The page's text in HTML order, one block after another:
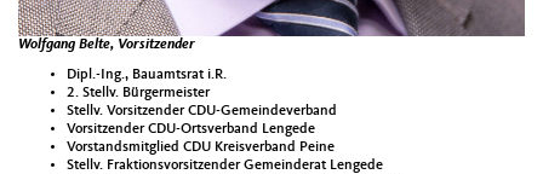
Wolfgang Belte, Vorsitzender
Dipl.-Ing., Bauamtsrat i.R.
2. Stellv. Bürgermeister
Stellv. Vorsitzender CDU-Gemeindeverband
Vorsitzender CDU-Ortsverband Lengede
Vorstandsmitglied CDU Kreisverband Peine
Stellv. Fraktionsvorsitzender Gemeinderat Lengede